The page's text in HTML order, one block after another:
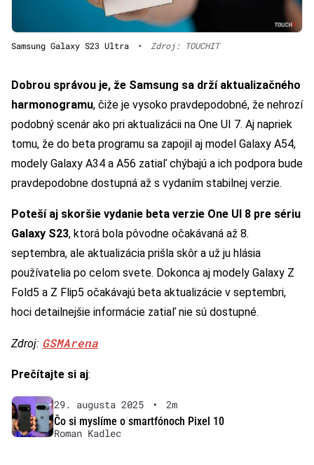
Samsung Galaxy S23 Ultra • Zdroj: TOUCHIT
Dobrou správou je, že Samsung sa drží aktualizačného
harmonogramu, čiže je vysoko pravdepodobné, že nehrozí
podobný scenár ako pri aktualizácii na One UI 7. Aj napriek
tomu, že do beta programu sa zapojil aj model Galaxy A54,
modely Galaxy A34 a A56 zatiaľ chýbajú a ich podpora bude
pravdepodobne dostupná až s vydaním stabilnej verzie.
Poteší aj skoršie vydanie beta verzie One UI 8 pre sériu
Galaxy S23, ktorá bola pôvodne očakávaná až 8.
septembra, ale aktualizácia prišla skôr a už ju hlásia
používatelia po celom svete. Dokonca aj modely Galaxy Z
Fold5 a Z Flip5 očakávajú beta aktualizácie v septembri,
hoci detailnejšie informácie zatiaľ nie sú dostupné.
Zdroj: GSMArena
Prečítajte si aj:
29. augusta 2025 •
2m
Čo si myslíme o smartfónoch Pixel 10
Roman Kadlec